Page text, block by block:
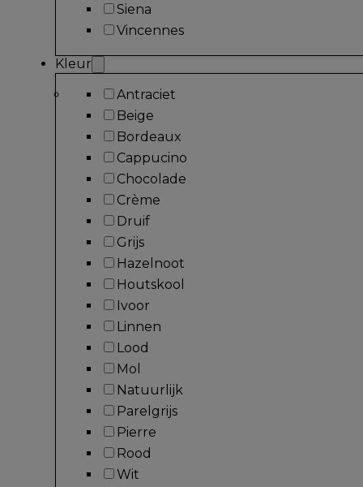
Siena
Vincennes
Kleur
Antraciet
Beige
Bordeaux
Cappucino
Chocolade
Crème
Druif
Grijs
Hazelnoot
Houtskool
Ivoor
Linnen
Lood
Mol
Natuurlijk
Parelgrijs
Pierre
Rood
Wit